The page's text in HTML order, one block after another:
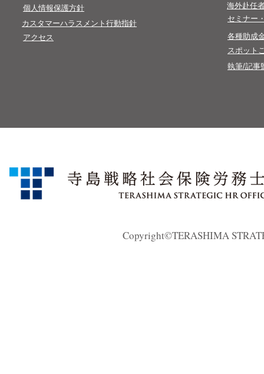
​個人情報保護方針​
カスタマーハラスメント行動指針
アクセス
海外赴任
セミナー
各種助成
スポット
執筆/記事
Copyright©TERASHIMA